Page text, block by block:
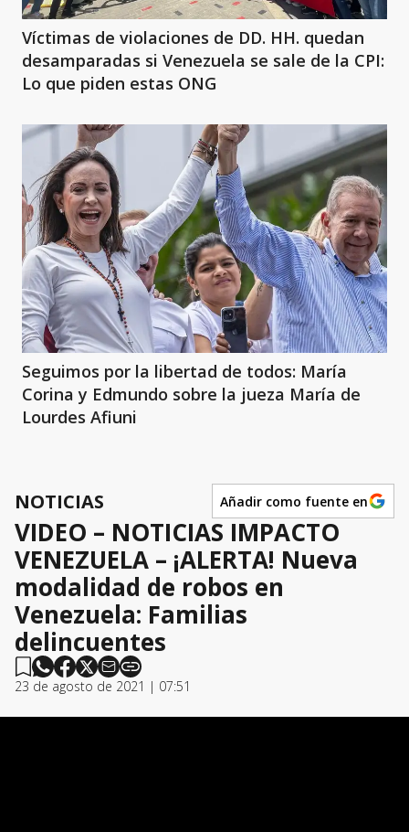
Víctimas de violaciones de DD. HH. quedan
desamparadas si Venezuela se sale de la CPI:
Lo que piden estas ONG
Seguimos por la libertad de todos: María
Corina y Edmundo sobre la jueza María de
Lourdes Afiuni
NOTICIAS Añadir como fuente en
VIDEO – NOTICIAS IMPACTO
VENEZUELA – ¡ALERTA! Nueva
modalidad de robos en
Venezuela: Familias
delincuentes
23 de agosto de 2021 | 07:51